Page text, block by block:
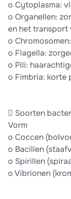
o Cytoplasma:
o Organellen:
en het transport
o
o Flagella:
o Pili:
o Fimbria: korte
 Soorten
Vorm
o Coccen
o Bacillen
o Spirillen
o Vibrionen